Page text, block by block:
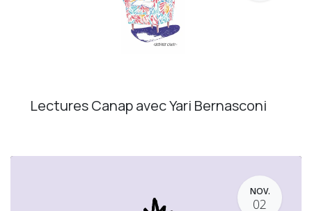
Lectures Canap avec Yari Bernasconi
NOV.
02